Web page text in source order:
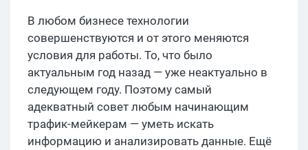
В любом бизнесе технологии
совершенствуются и от этого меняются
условия для работы. То, что было
актуальным год назад — уже неактуально в
следующем году. Поэтому самый
адекватный совет любым начинающим
трафик-мейкерам — уметь искать
информацию и анализировать данные. Ещё